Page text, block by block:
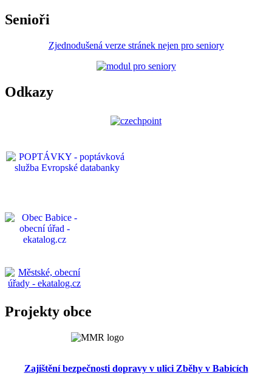
Senioři
Zjednodušená verze stránek nejen pro seniory
Odkazy
Projekty obce
Zajištění bezpečnosti dopravy v ulici Zběhy v Babicích